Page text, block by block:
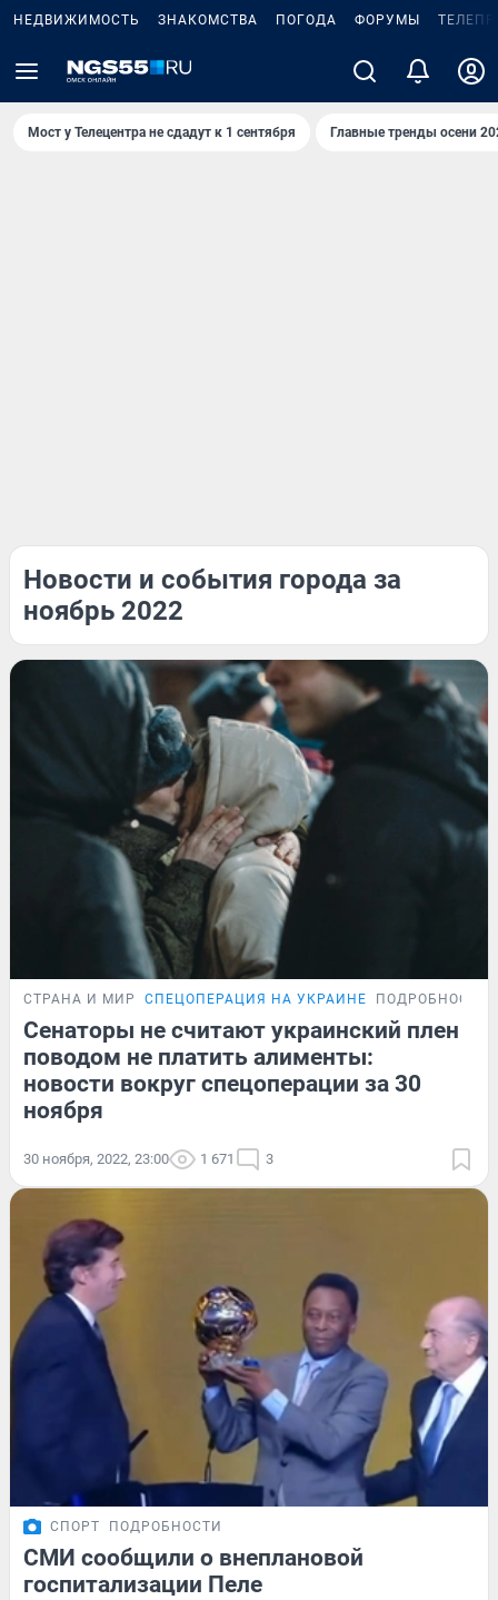
НЕДВИЖИМОСТЬ ЗНАКОМСТВА ПОГОДА ФОРУМЫ
Мост у Телецентра не сдадут к 1 сентября Главные тренды осени
Новости и события города за
ноябрь 2022
СТРАНА И МИР СПЕЦОПЕРАЦИЯ НА УКРАИНЕ ПОДРОБНОСТИ
Сенаторы не считают украинский плен
поводом не платить алименты:
новости вокруг спецоперации за 30
ноября
30 ноября, 2022, 23:00 1 671 3
СПОРТ ПОДРОБНОСТИ
СМИ сообщили о внеплановой
госпитализации Пеле